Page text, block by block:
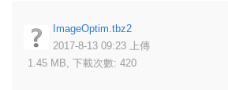
ImageOptim.tbz2
2017-8-13 09:23 上傳
1.45 MB, 下載次數: 420